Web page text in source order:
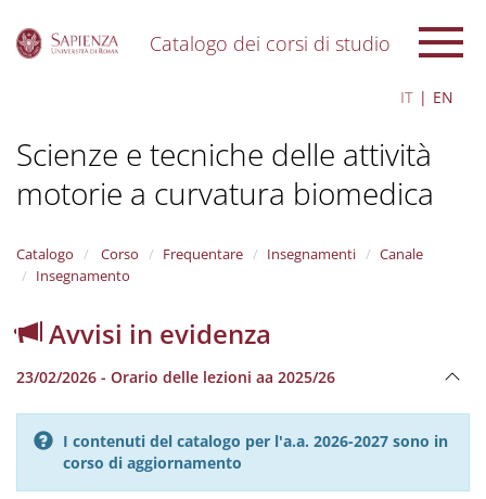
Catalogo dei corsi di studio
IT EN
Scienze e tecniche delle attività
motorie a curvatura biomedica
Catalogo Corso Frequentare Insegnamenti
Canale
Insegnamento
Avvisi in evidenza
23/02/2026 - Orario delle lezioni aa 2025/26
I contenuti del catalogo per l'a.a. 2026-2027 sono in
corso di aggiornamento